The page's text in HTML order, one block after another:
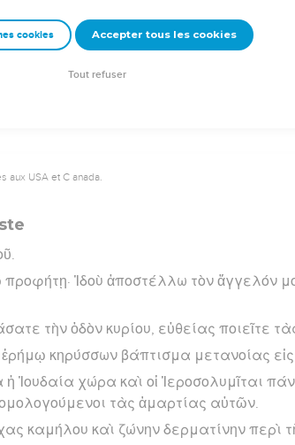
1999 by Biblica, Inc.® Used by permission. All rights
aux USA et C anada.
Ἰδοὺ ἀποστέλλω τὸν ἄγγελόν
τὴν ὁδὸν κυρίου, εὐθείας ποιεῖτε
ἐρήμῳ κηρύσσων βάπτισμα μετανοίας
Ἰουδαία χώρα καὶ οἱ Ἱεροσολυμῖται
τὰς ἁμαρτίας αὐτῶν.
καμήλου καὶ ζώνην δερματίνην περὶ
cookies Accepter tous les cookies
Tout refuser